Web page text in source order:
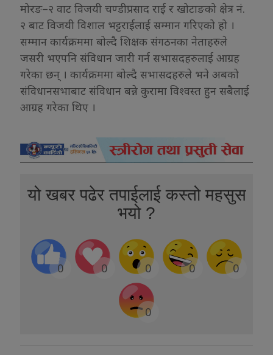
मोरङ–२ वाट विजयी चण्डीप्रसाद राई र खोटाङको क्षेत्र नं.
२ बाट विजयी विशाल भट्टराईलाई सम्मान गरिएको हो ।
सम्मान कार्यक्रममा बोल्दै शिक्षक संगठनका नेताहरुले
जसरी भएपनि संविधान जारी गर्न सभासदहरुलाई आग्रह
गरेका छन् । कार्यक्रममा बोल्दै सभासदहरुले भने अबको
संविधानसभाबाट संविधान बन्ने कुरामा विश्वस्त हुन सबैलाई
आग्रह गरेका थिए ।
यो खबर पढेर तपाईलाई कस्तो महसुस
भयो ?
0 0 0 0 0
0